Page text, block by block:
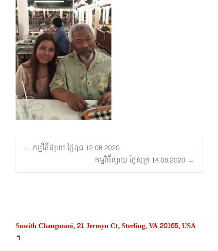
Post
navigation
← កម្មវិធីផ្សាយ ថ្ងៃពុធ 12.08.2020
កម្មវិធីផ្សាយ ថ្ងៃសុក្រ 14.08.2020 →
Suwith Changmani, 21 Jermyn Ct, Sterling, VA 20165, USA
។​